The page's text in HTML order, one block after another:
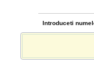
Introduceti